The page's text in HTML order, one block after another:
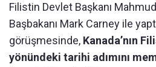
Filistin Devlet Başkanı
Başbakanı Mark Carney ile
görüşmesinde, Kanada’nın
yönündeki tarihi adımını